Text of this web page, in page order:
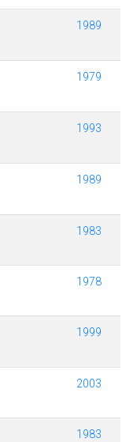
1989
1979
1993
1989
1983
1978
1999
2003
1983